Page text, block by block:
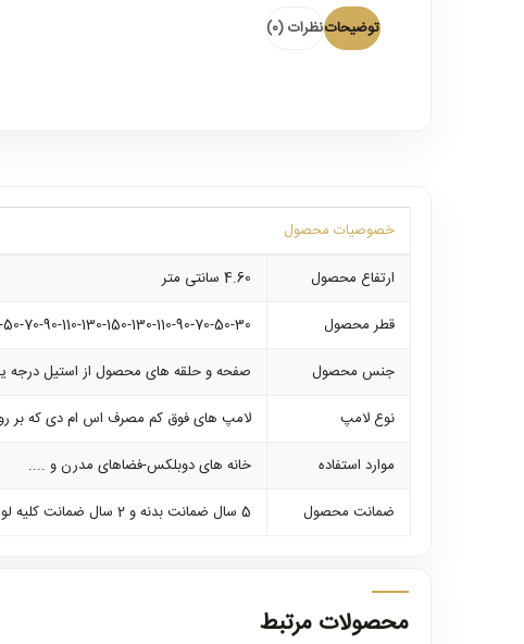
توضیحاتنظرات (0)
خصوصیات محصول
ارتفاع محصول
4.60 سانتی متر
قطر محصول
70-90-110-130-150-130-110-90-70-50-30
جنس محصول
صفحه و حلقه های محصول از استیل درجه
نوع لامپ
لامپ های فوق کم مصرف اس ام دی که بر روی
موارد استفاده
خانه های دوبلکس-فضاهای مدرن و ....
ضمانت محصول
5 سال ضمانت بدنه و 2 سال ضمانت کلیه لوازم برقی
محصولات مرتبط